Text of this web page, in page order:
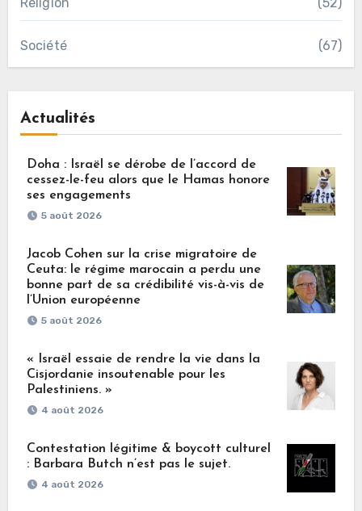
Société (67)
Actualités
Doha : Israël se dérobe de l’accord de
cessez-le-feu alors que le Hamas honore
ses engagements
5 août 2026
Jacob Cohen sur la crise migratoire de
Ceuta: le régime marocain a perdu une
bonne part de sa crédibilité vis-à-vis de
l’Union européenne
5 août 2026
« Israël essaie de rendre la vie dans la
Cisjordanie insoutenable pour les
Palestiniens. »
4 août 2026
Contestation légitime & boycott culturel
: Barbara Butch n’est pas le sujet.
4 août 2026